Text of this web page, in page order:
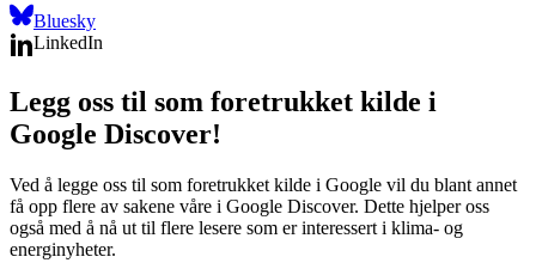
Bluesky
LinkedIn
Legg oss til som foretrukket kilde i
Google Discover!
Ved å legge oss til som foretrukket kilde i Google vil du blant annet
få opp flere av sakene våre i Google Discover. Dette hjelper oss
også med å nå ut til flere lesere som er interessert i klima- og
energinyheter.